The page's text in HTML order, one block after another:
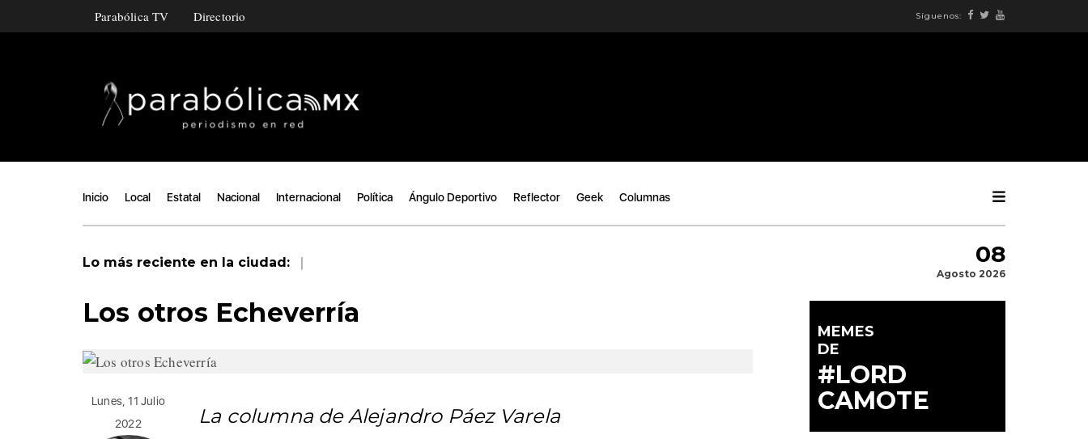
Parabólica TV Directorio Síguenos:
Inicio Local Estatal Nacional Internacional Política Ángulo Deportivo Reflector Geek Columnas
Lo más reciente en la ciudad: | 08
Agosto 2026
Los otros Echeverría
Lunes, 11 Julio
2022
La columna de Alejandro Páez Varela
MEMES
DE
#LORD
CAMOTE